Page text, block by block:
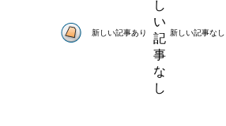
新しい記事あり 新しい記事なし